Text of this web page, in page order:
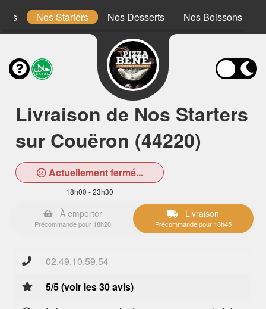
Nos Starters Nos Desserts Nos Boissons
Livraison de Nos Starters
sur Couëron (44220)
Actuellement fermé...
18h00 - 23h30
À emporter
Précommande pour 18h20
Livraison
Précommande pour 18h45
02.49.10.59.54
5/5 (voir les 30 avis)